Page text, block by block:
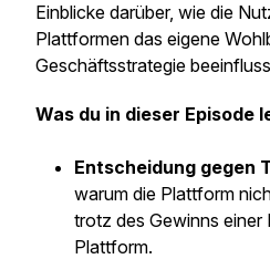
Einblicke darüber, wie die
Plattformen das eigene
Geschäftsstrategie
Was du in dieser Episode
Entscheidung gegen
warum die Plattform
trotz des Gewinns einer
Plattform.